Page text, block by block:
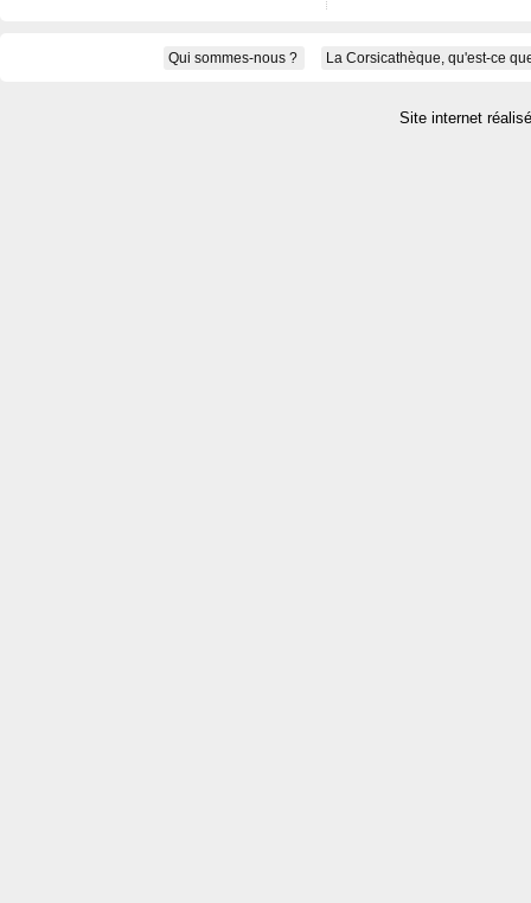
Qui sommes-nous ? La Corsicathèque, qu'est-ce
Site internet